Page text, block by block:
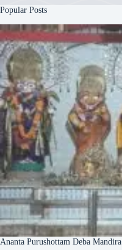
Popular Posts
Ananta Purushottam Deba Mandira